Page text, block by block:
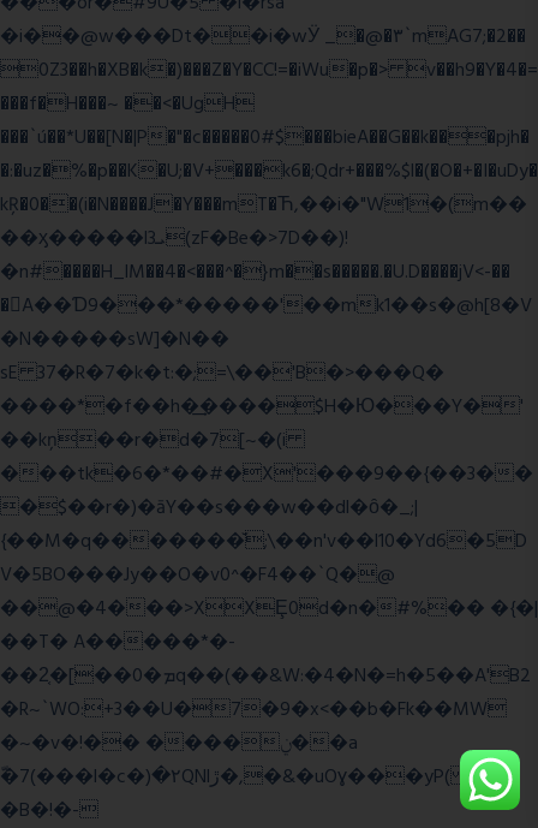
�i��@w���Dt��i�wӰ _�@�٣`mAG7;�2��
0Z3��h�XB�k�)���Z�Y�CC!=�iWu�p�> v��h9�Y�4�=
���f�H���~ ��<�UgH
���`ú��*U��[N�|P�"�c�����0#$���bieA��G��k���pjh�
�:�uz�%�p��K�U;�V+���k6�;Qdr+���%$l�(�O�+�I�uDy�
kŖ�0��(i�N����J�Y���mT�Ћ,��i�"W1�(m��
��ӽ�����l3ܝ(zF�Be�>7D��)!
�n#����H_lM��4�<���^�}m��s�����.�U.D����jV<-��
�A��Ɗ9���*�����'��mk1��s�@h[8�V
�N�����sW]�N��
sE 37�R�7�k�t:�;=\��'B�>���Q�
����*�f��h�͢����$H�Ю���Y�'
��kņ��r�d�7[~�(i
���tk�6�*��#�X'���9��{��3��
�$��r�)�āY��s���w��dl�ȏ�_;|
{��M�q�������̆;\��n'v��l10�Yd6�5D
V�5BO���Jy��O�v0^�F4��`Q�@
��@�4���>XXȨ0d�n�#%�� �{�|
��T� A�����*�-
��2͔�[��0�ܡq��(��&W:�4�N�=h�5��A'B2
�R~`WO:+3��U�7�9�x<��b�Fk��MW
�~�v�!�� ����ݧ��a
ّ�7(���l�c�)�۲QNlڙ�,�&�uOɣ���yP( z�D|
�B�!�-